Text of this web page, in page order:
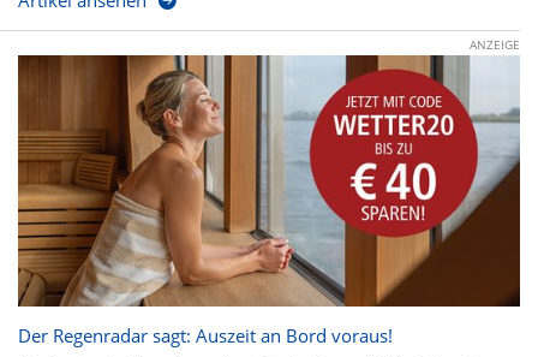
ANZEIGE
Der Regenradar sagt: Auszeit an Bord voraus!